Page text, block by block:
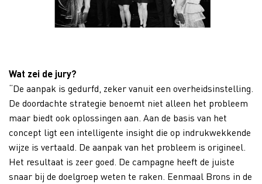
Wat zei de jury?
“De aanpak is gedurfd, zeker vanuit een overheidsinstelling.
De doordachte strategie benoemt niet alleen het probleem
maar biedt ook oplossingen aan. Aan de basis van het
concept ligt een intelligente insight die op indrukwekkende
wijze is vertaald. De aanpak van het probleem is origineel.
Het resultaat is zeer goed. De campagne heeft de juiste
snaar bij de doelgroep weten te raken. Eenmaal Brons in de